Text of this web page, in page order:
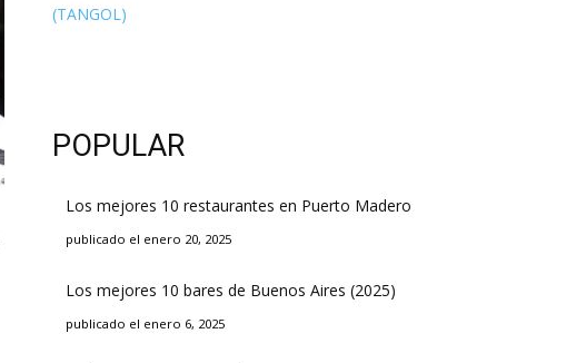
(TANGOL)
POPULAR
Los mejores 10 restaurantes en Puerto Madero
publicado el enero 20, 2025
Los mejores 10 bares de Buenos Aires (2025)
publicado el enero 6, 2025